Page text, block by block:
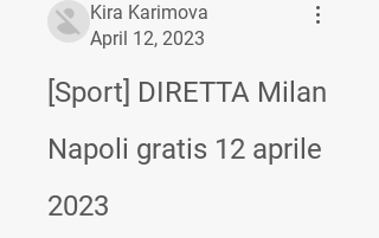
Kira Karimova
April 12, 2023
[Sport] DIRETTA Milan
Napoli gratis 12 aprile
2023